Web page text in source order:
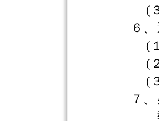
(
６、
(
(
(
７、